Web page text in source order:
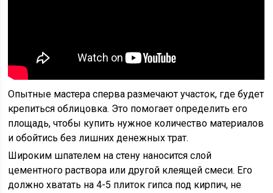
Опытные мастера сперва размечают участок, где будет
крепиться облицовка. Это помогает определить его
площадь, чтобы купить нужное количество материалов
и обойтись без лишних денежных трат.
Широким шпателем на стену наносится слой
цементного раствора или другой клеящей смеси. Его
должно хватать на 4-5 плиток гипса под кирпич, не